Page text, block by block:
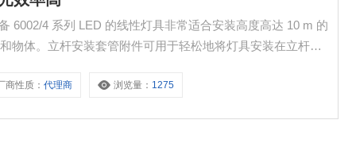
物体。立杆安装套管附件可用于轻松地将灯具安装在立杆
商性质：代理商 浏览量： 1275